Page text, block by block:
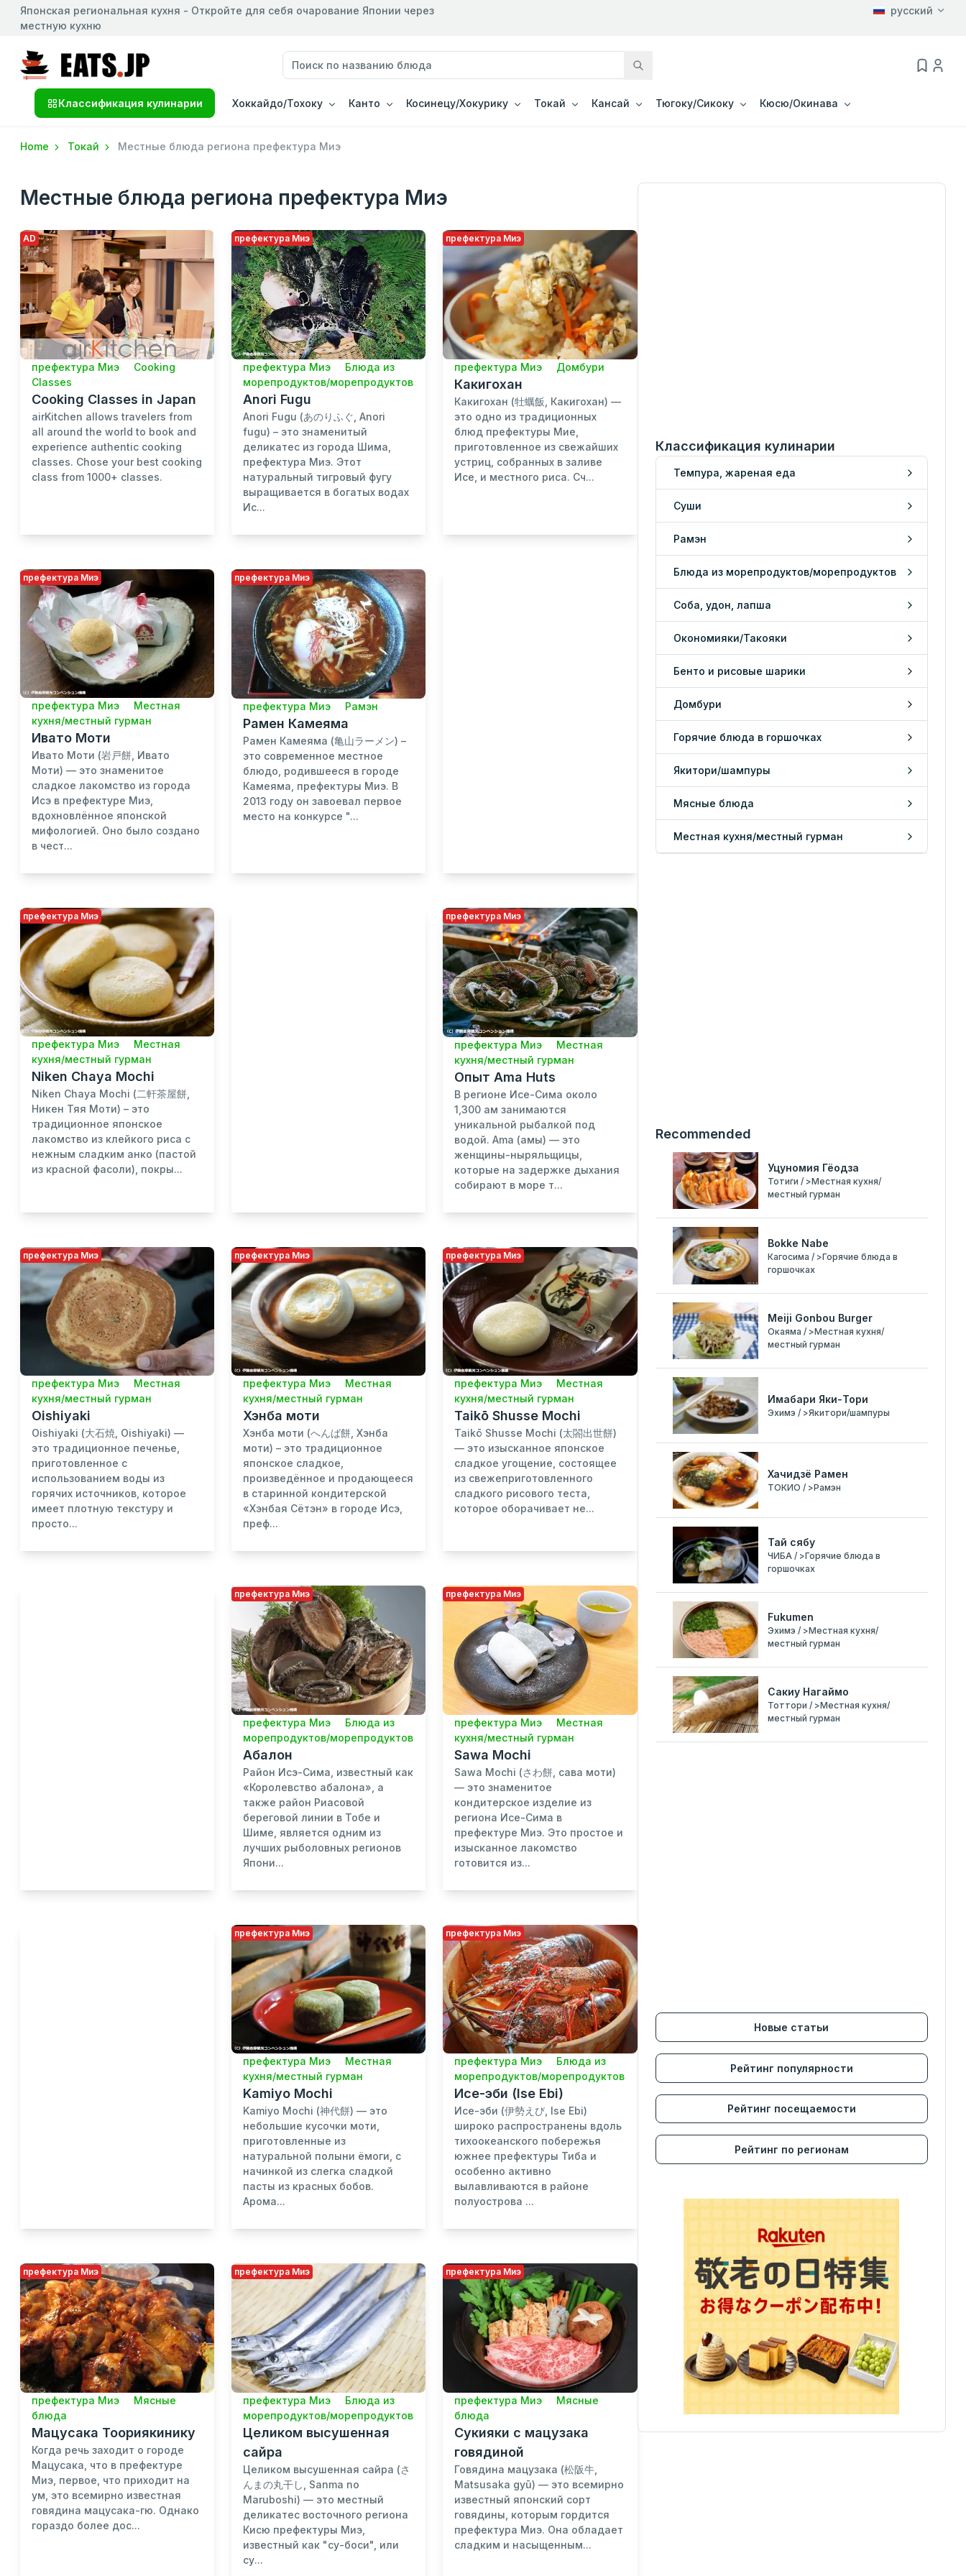
Японская региональная кухня - Откройте для себя очарование Японии через
местную кухню
русский
Классификация кулинарии Хоккайдо/Тохоку Канто Косинецу/Хокурику Токай Кансай Тюгоку/Сикоку Кюсю/Окинава
Home Токай Местные блюда региона префектура Миэ
Местные блюда региона префектура Миэ
AD
префектура Миэ
Cooking
Classes
Cooking Classes in Japan
airKitchen allows travelers from
all around the world to book and
experience authentic cooking
classes. Chose your best cooking
class from 1000+ classes.
префектура Миэ
префектура Миэ
Блюда из
морепродуктов/морепродуктов
Anori Fugu
Anori Fugu (あのりふぐ, Anori
fugu) – это знаменитый
деликатес из города Шима,
префектура Миэ. Этот
натуральный тигровый фугу
выращивается в богатых водах
Ис...
префектура Миэ
префектура Миэ Домбури
Какигохан
Какигохан (牡蠣飯, Какигохан) —
это одно из традиционных
блюд префектуры Мие,
приготовленное из свежайших
устриц, собранных в заливе
Исе, и местного риса. Сч...
префектура Миэ
префектура Миэ
Местная
кухня/местный гурман
Ивато Моти
Ивато Моти (岩戸餅, Ивато
Моти) — это знаменитое
сладкое лакомство из города
Исэ в префектуре Миэ,
вдохновлённое японской
мифологией. Оно было создано
в чест...
префектура Миэ
префектура Миэ Рамэн
Рамен Камеяма
Рамен Камеяма (亀山ラーメン) –
это современное местное
блюдо, родившееся в городе
Камеяма, префектуры Миэ. В
2013 году он завоевал первое
место на конкурсе "...
префектура Миэ
префектура Миэ
Местная
кухня/местный гурман
Niken Chaya Mochi
Niken Chaya Mochi (二軒茶屋餅,
Никен Тяя Моти) – это
традиционное японское
лакомство из клейкого риса с
нежным сладким анко (пастой
из красной фасоли), покры...
префектура Миэ
префектура Миэ
Местная
кухня/местный гурман
Опыт Ama Huts
В регионе Исе-Сима около
1,300 ам занимаютcя
уникальной рыбалкой под
водой. Ama (амы) — это
женщины-ныряльщицы,
которые на задержке дыхания
собирают в море т...
префектура Миэ
префектура Миэ
Местная
кухня/местный гурман
Oishiyaki
Oishiyaki (大石焼, Oishiyaki) —
это традиционное печенье,
приготовленное с
использованием воды из
горячих источников, которое
имеет плотную текстуру и
просто...
префектура Миэ
префектура Миэ
Местная
кухня/местный гурман
Хэнба моти
Хэнба моти (へんば餅, Хэнба
моти) – это традиционное
японское сладкое,
произведённое и продающееся
в старинной кондитерской
«Хэнбая Сётэн» в городе Исэ,
преф...
префектура Миэ
префектура Миэ
Местная
кухня/местный гурман
Taikō Shusse Mochi
Taikō Shusse Mochi (太閤出世餅)
— это изысканное японское
сладкое угощение, состоящее
из свежеприготовленного
сладкого рисового теста,
которое оборачивает не...
префектура Миэ
префектура Миэ
Блюда из
морепродуктов/морепродуктов
Абалон
Район Исэ-Сима, известный как
«Королевство абалона», а
также район Риасовой
береговой линии в Тобе и
Шиме, является одним из
лучших рыболовных регионов
Япони...
префектура Миэ
префектура Миэ
Местная
кухня/местный гурман
Sawa Mochi
Sawa Mochi (さわ餅, сава моти)
— это знаменитое
кондитерское изделие из
региона Исе-Сима в
префектуре Миэ. Это простое и
изысканное лакомство
готовится из...
префектура Миэ
префектура Миэ
Местная
кухня/местный гурман
Kamiyo Mochi
Kamiyo Mochi (神代餅) — это
небольшие кусочки моти,
приготовленные из
натуральной полыни ёмоги, с
начинкой из слегка сладкой
пасты из красных бобов.
Арома...
префектура Миэ
префектура Миэ
Блюда из
морепродуктов/морепродуктов
Исе-эби (Ise Ebi)
Исе-эби (伊勢えび, Ise Ebi)
широко распространены вдоль
тихоокеанского побережья
южнее префектуры Тиба и
особенно активно
вылавливаются в районе
полуострова ...
префектура Миэ
префектура Миэ
Мясные
блюда
Мацусака Тоориякинику
Когда речь заходит о городе
Мацусака, что в префектуре
Миэ, первое, что приходит на
ум, это всемирно известная
говядина мацусака-гю. Однако
гораздо более дос...
префектура Миэ
префектура Миэ
Блюда из
морепродуктов/морепродуктов
Целиком высушенная
сайра
Целиком высушенная сайра (さ
んまの丸干し, Sanma no
Maruboshi) — это местный
деликатес восточного региона
Кисю префектуры Миэ,
известный как "су-боси", или
су...
префектура Миэ
префектура Миэ
Мясные
блюда
Сукияки с мацузака
говядиной
Говядина мацузака (松阪牛,
Matsusaka gyū) — это всемирно
известный японский сорт
говядины, которым гордится
префектура Миэ. Она обладает
сладким и насыщенным...
Классификация кулинарии
Темпура, жареная еда
Суши
Рамэн
Блюда из морепродуктов/морепродуктов
Соба, удон, лапша
Окономияки/Такояки
Бенто и рисовые шарики
Домбури
Горячие блюда в горшочках
Якитори/шампуры
Мясные блюда
Местная кухня/местный гурман
Recommended
Уцуномия Гёодза
Тотиги / >Местная кухня/
местный гурман
Bokke Nabe
Кагосима / >Горячие блюда в
горшочках
Meiji Gonbou Burger
Окаяма / >Местная кухня/
местный гурман
Имабари Яки-Тори
Эхимэ / >Якитори/шампуры
Хачидзё Рамен
ТОКИО / >Рамэн
Тай сябу
ЧИБА / >Горячие блюда в
горшочках
Fukumen
Эхимэ / >Местная кухня/
местный гурман
Сакиу Нагаймо
Тоттори / >Местная кухня/
местный гурман
Новые статьи
Рейтинг популярности
Рейтинг посещаемости
Рейтинг по регионам